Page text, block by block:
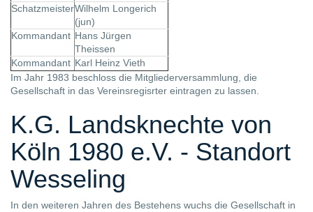
SchatzmeisterWilhelm Longerich
(jun)
Kommandant Hans Jürgen
Theissen
Kommandant Karl Heinz Vieth
Im Jahr 1983 beschloss die Mitgliederversammlung, die
Gesellschaft in das Vereinsregisrter eintragen zu lassen.
K.G. Landsknechte von
Köln 1980 e.V. - Standort
Wesseling
In den weiteren Jahren des Bestehens wuchs die Gesellschaft in